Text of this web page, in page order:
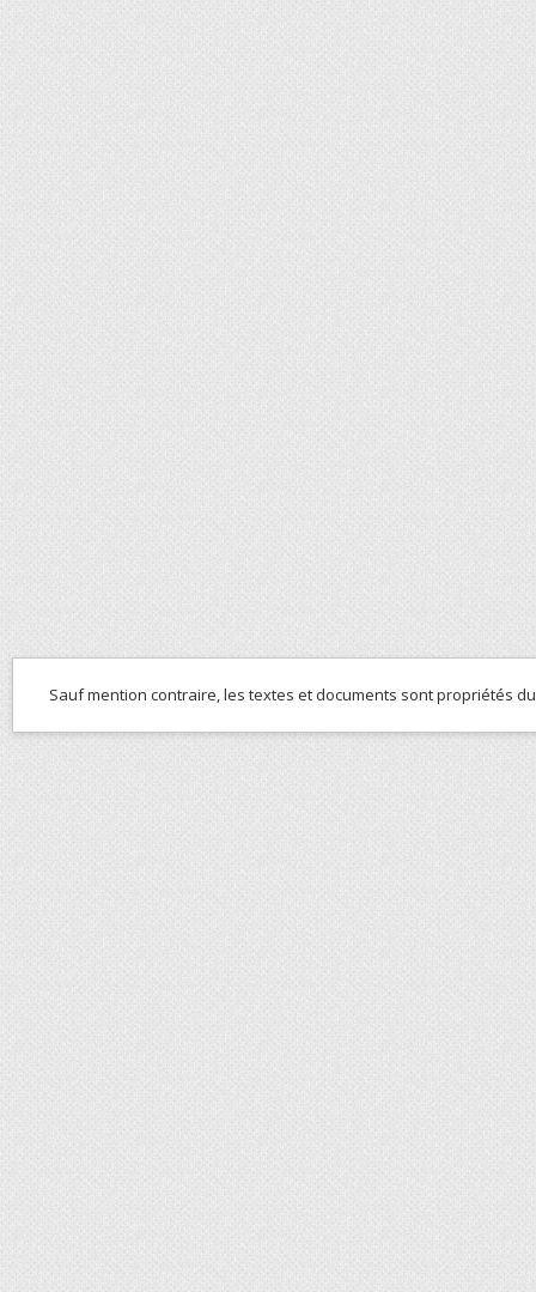
Sauf mention contraire, les textes et documents sont propriétés